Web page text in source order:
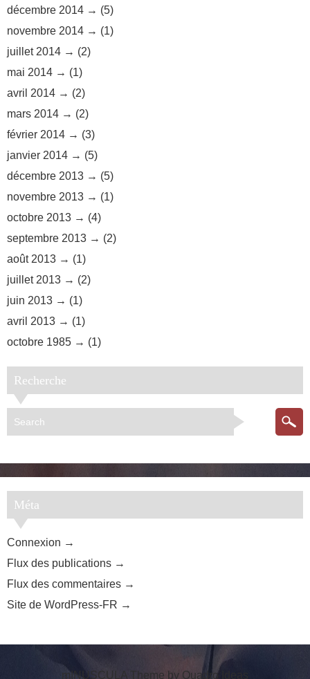
décembre 2014
(5)
novembre 2014
(1)
juillet 2014
(2)
mai 2014
(1)
avril 2014
(2)
mars 2014
(2)
février 2014
(3)
janvier 2014
(5)
décembre 2013
(5)
novembre 2013
(1)
octobre 2013
(4)
septembre 2013
(2)
août 2013
(1)
juillet 2013
(2)
juin 2013
(1)
avril 2013
(1)
octobre 1985
(1)
Recherche
Méta
Connexion
Flux des publications
Flux des commentaires
Site de WordPress-FR
mINUSCULA Theme by Quadro Ideas